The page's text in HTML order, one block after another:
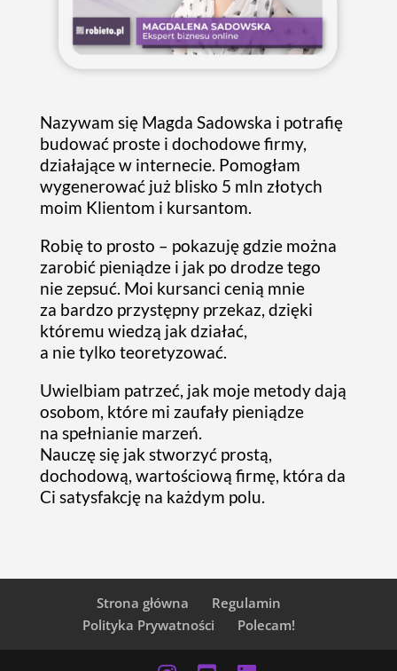
Nazywam się Magda Sadowska i potrafię
budować proste i dochodowe firmy,
działające w internecie. Pomogłam
wygenerować już blisko 5 mln złotych
moim Klientom i kursantom.
Robię to prosto – pokazuję gdzie można
zarobić pieniądze i jak po drodze tego
nie zepsuć. Moi kursanci cenią mnie
za bardzo przystępny przekaz, dzięki
któremu wiedzą jak działać,
a nie tylko teoretyzować.
Uwielbiam patrzeć, jak moje metody dają
osobom, które mi zaufały pieniądze
na spełnianie marzeń.
Nauczę się jak stworzyć prostą,
dochodową, wartościową firmę, która da
Ci satysfakcję na każdym polu.
Strona główna
Regulamin
Polityka Prywatności
Polecam!